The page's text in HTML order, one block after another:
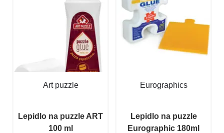
Art puzzle
Lepidlo na puzzle ART
100 ml
Eurographics
Lepidlo na puzzle
Eurographic 180ml